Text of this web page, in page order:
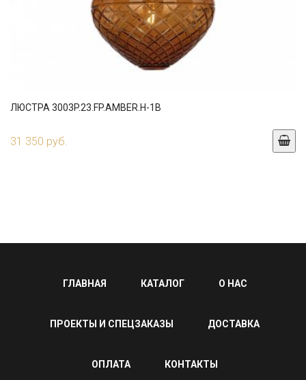
ЛЮСТРА 3003P.23.FP.AMBER.H-1B
31 350 руб.
ГЛАВНАЯ КАТАЛОГ О НАС
ПРОЕКТЫ И СПЕЦЗАКАЗЫ ДОСТАВКА
ОПЛАТА КОНТАКТЫ